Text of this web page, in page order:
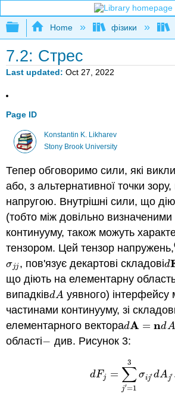
Expand/collapse global
Home фізики
7.2: Стрес
Last updated Oct 27, 2022
Page ID
Konstantin K. Likharev
Stony Brook University
Тепер обговоримо сили, які
або, з альтернативної точки зору,
напругою. Внутрішні сили, що
(тобто між довільно
континууму, також можуть
тензором. Цей тензор напружень,
σjj
σjj , пов'язує декартові складовіd
d
що діють на елементарну
випадківdA
dA уявного) інтерфейсу
частинами континууму, зі
елементарного вектораdA
dA = ndA
=ndA
області−
− див. Рисунок 3:
dFj = ∑
j′=1
3
σij′ dAj′
=∑j